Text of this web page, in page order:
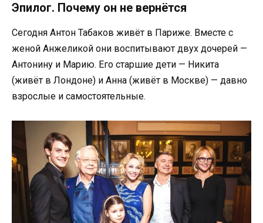
Эпилог. Почему он не вернётся
Сегодня Антон Табаков живёт в Париже. Вместе с
женой Анжеликой они воспитывают двух дочерей —
Антонину и Марию. Его старшие дети — Никита
(живёт в Лондоне) и Анна (живёт в Москве) — давно
взрослые и самостоятельные.